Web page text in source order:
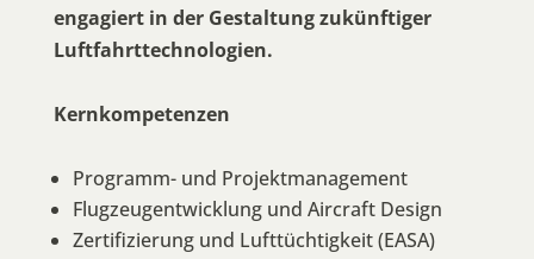
engagiert in der Gestaltung zukünftiger
Luftfahrttechnologien.
Kernkompetenzen
Programm- und Projektmanagement
Flugzeugentwicklung und Aircraft Design
Zertifizierung und Lufttüchtigkeit (EASA)